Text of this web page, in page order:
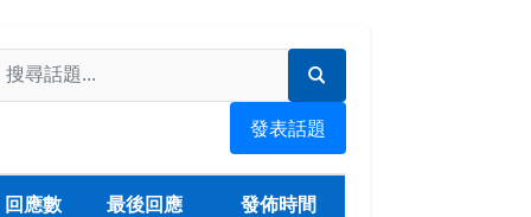
發表話題
回應數 最後回應 發佈時間